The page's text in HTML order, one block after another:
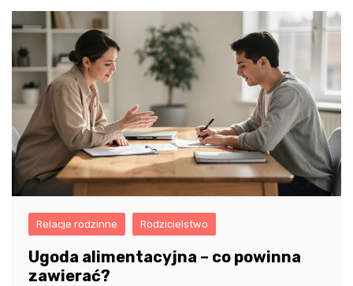
Relacje rodzinne Rodzicielstwo
Ugoda alimentacyjna – co powinna
zawierać?